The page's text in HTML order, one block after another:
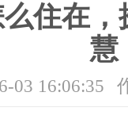
住在
慧
03 16:06:35